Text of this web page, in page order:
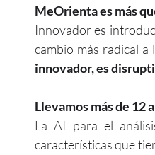
MeOrienta es más
Innovador es
cambio más radical a
innovador, es
Llevamos más de 12
La AI para el
características que